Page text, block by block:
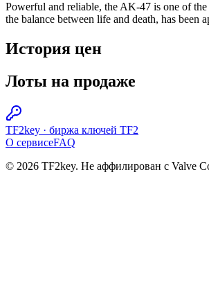
Powerful and reliable, the AK-47 is one of
the balance between life and death, has been
История цен
Лоты на продаже
TF2key · биржа ключей TF2
О сервисеFAQ
© 2026 TF2key. Не аффилирован с Valve